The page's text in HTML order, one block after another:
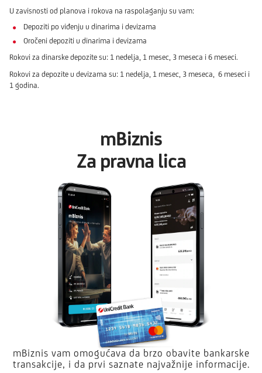
U zavisnosti od planova i rokova na raspolaganju su vam:
Depoziti po viđenju u dinarima i devizama
Oročeni depoziti u dinarima i devizama
Rokovi za dinarske depozite su: 1 nedelja, 1 mesec, 3 meseca i 6 meseci.
Rokovi za depozite u devizama su: 1 nedelja, 1 mesec, 3 meseca, 6 meseci i
1 godina.
mBiznis
Za pravna lica
mBiznis vam omogućava da brzo obavite bankarske
transakcije, i da prvi saznate najvažnije informacije.